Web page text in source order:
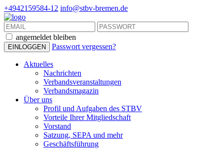
+4942159584-12 info@stbv-bremen.de
angemeldet bleiben
Passwort vergessen?
Aktuelles
Nachrichten
Verbandsveranstaltungen
Verbandsmagazin
Über uns
Profil und Aufgaben des STBV
Vorteile Ihrer Mitgliedschaft
Vorstand
Satzung, SEPA und mehr
Geschäftsführung